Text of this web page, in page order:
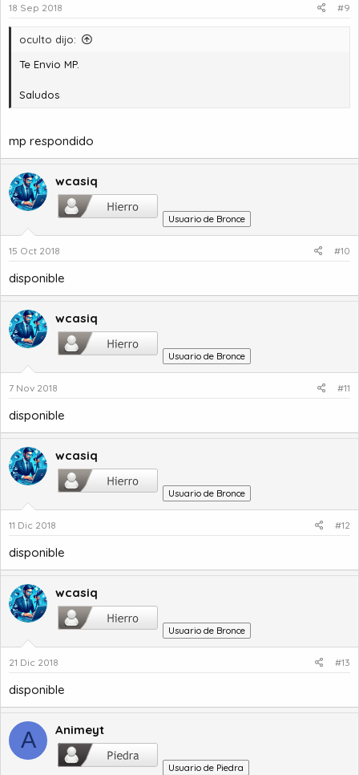
18 Sep 2018 #9
oculto dijo:
Te Envio MP.
Saludos
mp respondido
wcasiq
Usuario de Bronce
15 Oct 2018 #10
disponible
wcasiq
Usuario de Bronce
7 Nov 2018 #11
disponible
wcasiq
Usuario de Bronce
11 Dic 2018 #12
disponible
wcasiq
Usuario de Bronce
21 Dic 2018 #13
disponible
A Animeyt
Usuario de Piedra